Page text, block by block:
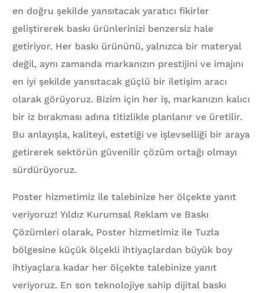
en doğru şekilde yansıtacak yaratıcı fikirler
geliştirerek baskı ürünlerinizi benzersiz hale
getiriyor. Her baskı ürününü, yalnızca bir materyal
değil, aynı zamanda markanızın prestijini ve imajını
en iyi şekilde yansıtacak güçlü bir iletişim aracı
olarak görüyoruz. Bizim için her iş, markanızın kalıcı
bir iz bırakması adına titizlikle planlanır ve üretilir.
Bu anlayışla, kaliteyi, estetiği ve işlevselliği bir araya
getirerek sektörün güvenilir çözüm ortağı olmayı
sürdürüyoruz.
Poster hizmetimiz ile talebinize her ölçekte yanıt
veriyoruz! Yıldız Kurumsal Reklam ve Baskı
Çözümleri olarak, Poster hizmetimiz ile Tuzla
bölgesine küçük ölçekli ihtiyaçlardan büyük boy
ihtiyaçlara kadar her ölçekte talebinize yanıt
veriyoruz. En son teknolojiye sahip dijital baskı